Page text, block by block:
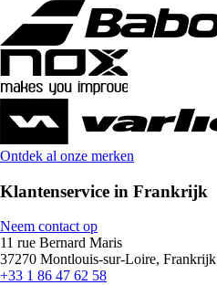
Ontdek al onze merken
Klantenservice in Frankrijk
Neem contact op
11 rue Bernard Maris
37270 Montlouis-sur-Loire, Frankrijk
+33 1 86 47 62 58